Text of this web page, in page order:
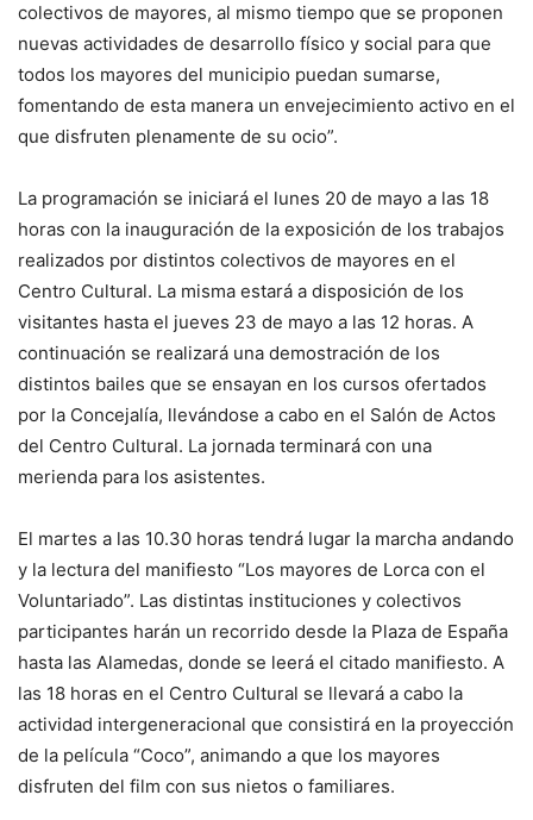
colectivos de mayores, al mismo tiempo que se proponen
nuevas actividades de desarrollo físico y social para que
todos los mayores del municipio puedan sumarse,
fomentando de esta manera un envejecimiento activo en el
que disfruten plenamente de su ocio”.
La programación se iniciará el lunes 20 de mayo a las 18
horas con la inauguración de la exposición de los trabajos
realizados por distintos colectivos de mayores en el
Centro Cultural. La misma estará a disposición de los
visitantes hasta el jueves 23 de mayo a las 12 horas. A
continuación se realizará una demostración de los
distintos bailes que se ensayan en los cursos ofertados
por la Concejalía, llevándose a cabo en el Salón de Actos
del Centro Cultural. La jornada terminará con una
merienda para los asistentes.
El martes a las 10.30 horas tendrá lugar la marcha andando
y la lectura del manifiesto “Los mayores de Lorca con el
Voluntariado”. Las distintas instituciones y colectivos
participantes harán un recorrido desde la Plaza de España
hasta las Alamedas, donde se leerá el citado manifiesto. A
las 18 horas en el Centro Cultural se llevará a cabo la
actividad intergeneracional que consistirá en la proyección
de la película “Coco”, animando a que los mayores
disfruten del film con sus nietos o familiares.